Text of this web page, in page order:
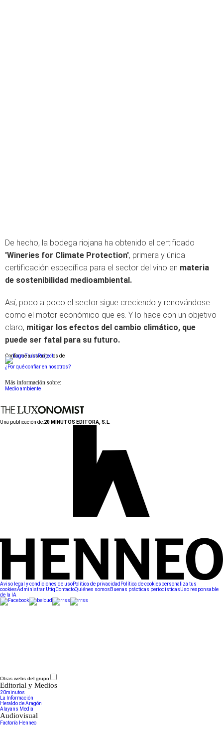
De hecho, la bodega riojana ha obtenido el certificado
'Wineries for Climate Protection', primera y única
certificación específica para el sector del vino en materia
de sostenibilidad medioambiental.
Así, poco a poco el sector sigue creciendo y renovándose
como el motor económico que es. Y lo hace con un objetivo
claro, mitigar los efectos del cambio climático, que
puede ser fatal para su futuro.
Conforme a los criterios de
¿Por qué confiar en nosotros?
Más información sobre:
Medio ambiente
Una publicación de:20 MINUTOS EDITORA, S.L.
Aviso legal y condiciones de usoPolítica de privacidad Política de cookiespersonaliza tus
cookiesAdministrar UtiqContactoQuiénes somos Buenas prácticas periodísticasUso responsable
de la IA
Otras webs del grupo
Editorial y Medios
20minutos
La Información
Heraldo de Aragón
Alayans Media
Audiovisual
Factoría Henneo